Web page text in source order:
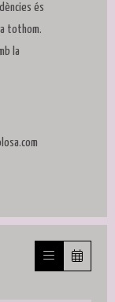
és
tothom.
la